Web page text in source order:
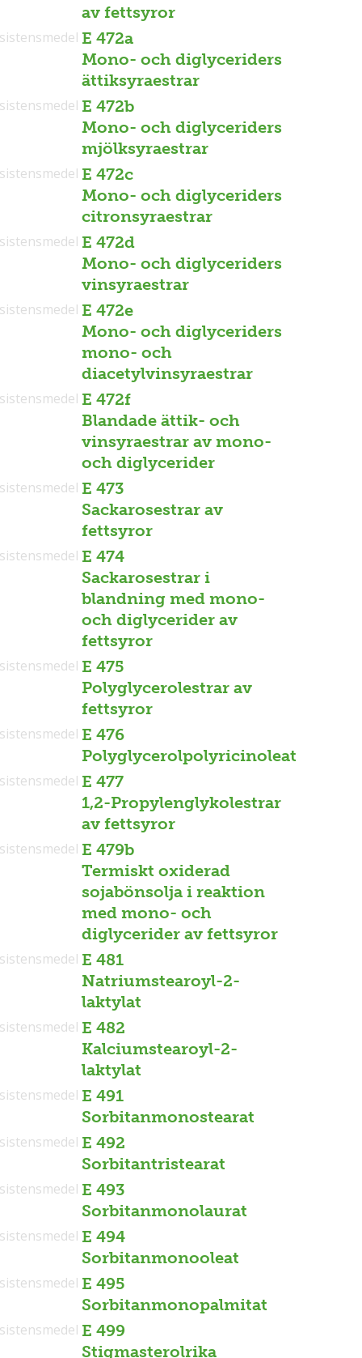
av fettsyror
E 472a
Mono- och diglyceriders
ättiksyraestrar
E 472b
Mono- och diglyceriders
mjölksyraestrar
E 472c
Mono- och diglyceriders
citronsyraestrar
E 472d
Mono- och diglyceriders
vinsyraestrar
E 472e
Mono- och diglyceriders
mono- och
diacetylvinsyraestrar
E 472f
Blandade ättik- och
vinsyraestrar av mono-
och diglycerider
E 473
Sackarosestrar av
fettsyror
E 474
Sackarosestrar i
blandning med mono-
och diglycerider av
fettsyror
E 475
Polyglycerolestrar av
fettsyror
E 476
Polyglycerolpolyricinoleat
E 477
1,2-Propylenglykolestrar
av fettsyror
E 479b
Termiskt oxiderad
sojabönsolja i reaktion
med mono- och
diglycerider av fettsyror
E 481
Natriumstearoyl-2-
laktylat
E 482
Kalciumstearoyl-2-
laktylat
E 491
Sorbitanmonostearat
E 492
Sorbitantristearat
E 493
Sorbitanmonolaurat
E 494
Sorbitanmonooleat
E 495
Sorbitanmonopalmitat
E 499
Stigmasterolrika